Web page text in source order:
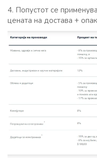
4. Попустот се
цената на достава +